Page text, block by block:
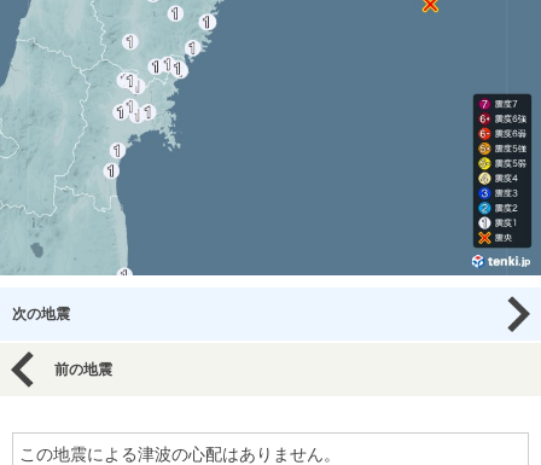
次の地震
前の地震
この地震による津波の心配はありません。